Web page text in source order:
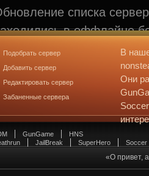
списка
в оффлайне
рейтинге не участвуют.
.
Подобрать сервер
Добавить сервер
Редактировать сервер
Забаненные сервера
В
Они
GunGame
HNS
JailBreak SuperHero Soccer
«О привет,